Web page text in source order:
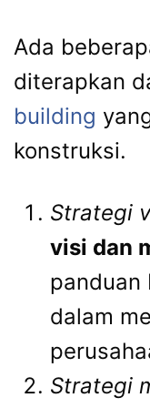
Ada
diterapkan
building
konstruksi.
Strategi
visi dan
panduan
dalam
Strategi